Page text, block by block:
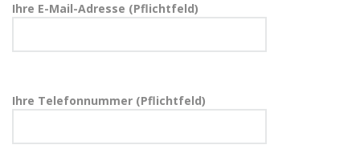
Ihre E-Mail-Adresse (Pflichtfeld)
Ihre Telefonnummer (Pflichtfeld)